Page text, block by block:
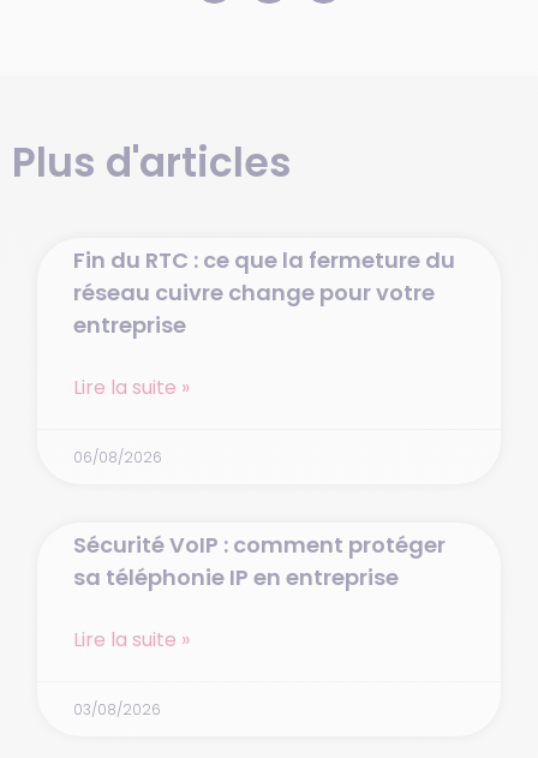
Plus d'articles
Fin du RTC : ce que la fermeture du
réseau cuivre change pour votre
entreprise
Lire la suite »
06/08/2026
Sécurité VoIP : comment protéger
sa téléphonie IP en entreprise
Lire la suite »
03/08/2026